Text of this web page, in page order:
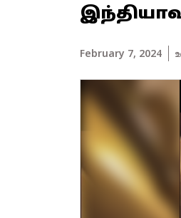
February 7, 2024